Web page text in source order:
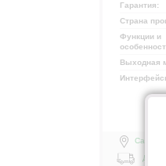
Гарантия:
Страна
Функции и
Выходная